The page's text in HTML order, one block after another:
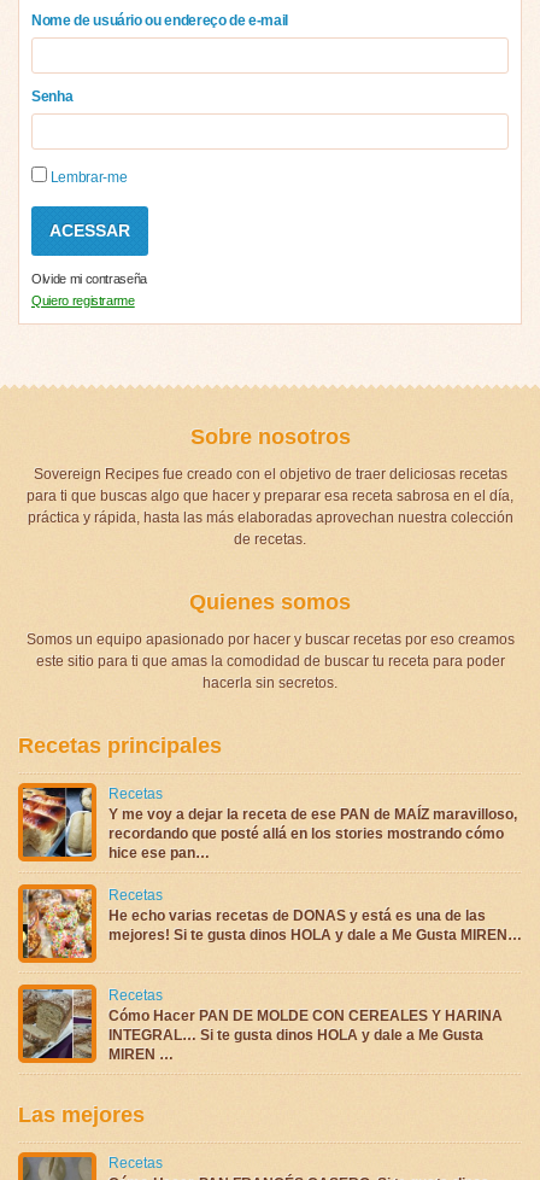
Nome de usuário ou endereço de e-mail
Senha
Lembrar-me
Olvide mi contraseña
Quiero registrarme
Sobre nosotros
Sovereign Recipes fue creado con el objetivo de traer deliciosas recetas
para ti que buscas algo que hacer y preparar esa receta sabrosa en el día,
práctica y rápida, hasta las más elaboradas aprovechan nuestra colección
de recetas.
Quienes somos
Somos un equipo apasionado por hacer y buscar recetas por eso creamos
este sitio para ti que amas la comodidad de buscar tu receta para poder
hacerla sin secretos.
Recetas principales
Recetas
Y me voy a dejar la receta de ese PAN de MAÍZ maravilloso,
recordando que posté allá en los stories mostrando cómo
hice ese pan…
Recetas
He echo varias recetas de DONAS y está es una de las
mejores! Si te gusta dinos HOLA y dale a Me Gusta MIREN…
Recetas
Cómo Hacer PAN DE MOLDE CON CEREALES Y HARINA
INTEGRAL… Si te gusta dinos HOLA y dale a Me Gusta
MIREN …
Las mejores
Recetas